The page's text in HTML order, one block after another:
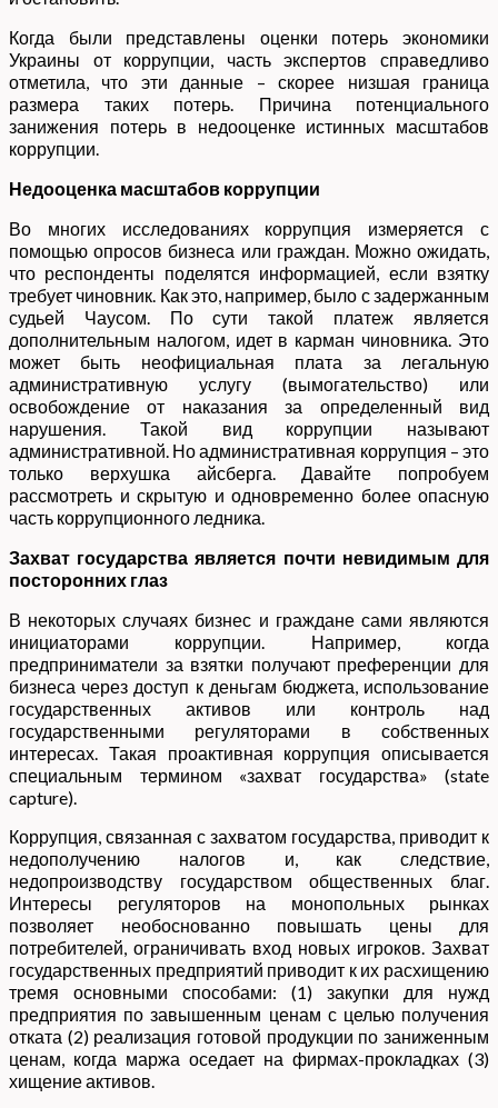
Когда были представлены оценки потерь экономики
Украины от коррупции, часть экспертов справедливо
отметила, что эти данные – скорее низшая граница
размера таких потерь. Причина потенциального
занижения потерь в недооценке истинных масштабов
коррупции.
Недооценка масштабов коррупции
Во многих исследованиях коррупция измеряется с
помощью опросов бизнеса или граждан. Можно ожидать,
что респонденты поделятся информацией, если взятку
требует чиновник. Как это, например, было с задержанным
судьей Чаусом. По сути такой платеж является
дополнительным налогом, идет в карман чиновника. Это
может быть неофициальная плата за легальную
административную услугу (вымогательство) или
освобождение от наказания за определенный вид
нарушения. Такой вид коррупции называют
административной. Но административная коррупция – это
только верхушка айсберга. Давайте попробуем
рассмотреть и скрытую и одновременно более опасную
часть коррупционного ледника.
Захват государства является почти невидимым для
посторонних глаз
В некоторых случаях бизнес и граждане сами являются
инициаторами коррупции. Например, когда
предприниматели за взятки получают преференции для
бизнеса через доступ к деньгам бюджета, использование
государственных активов или контроль над
государственными регуляторами в собственных
интересах. Такая проактивная коррупция описывается
специальным термином «захват государства» (state
capture).
Коррупция, связанная с захватом государства, приводит к
недополучению налогов и, как следствие,
недопроизводству государством общественных благ.
Интересы регуляторов на монопольных рынках
позволяет необоснованно повышать цены для
потребителей, ограничивать вход новых игроков. Захват
государственных предприятий приводит к их расхищению
тремя основными способами: (1) закупки для нужд
предприятия по завышенным ценам с целью получения
отката (2) реализация готовой продукции по заниженным
ценам, когда маржа оседает на фирмах-прокладках (3)
хищение активов.